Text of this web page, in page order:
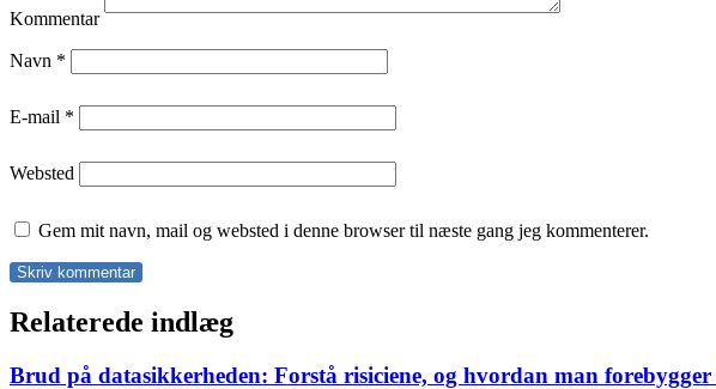
Kommentar
Navn *
E-mail *
Websted
Gem mit navn, mail og websted i denne browser til næste gang jeg kommenterer.
Relaterede indlæg
Brud på datasikkerheden: Forstå risiciene, og hvordan man forebygger